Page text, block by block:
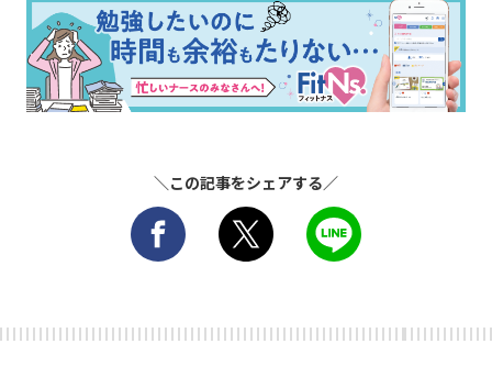
＼この記事をシェアする／